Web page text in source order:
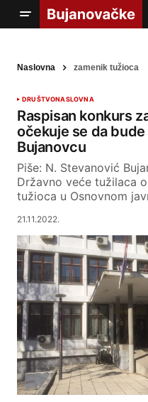
Naslovna zamenik tužioca
DRUŠTVONASLOVNA
Raspisan konkurs
očekuje se da
Bujanovcu
Piše: N. Stevanović
Državno veće tužilaca
tužioca u Osnovnom
21.11.2022.